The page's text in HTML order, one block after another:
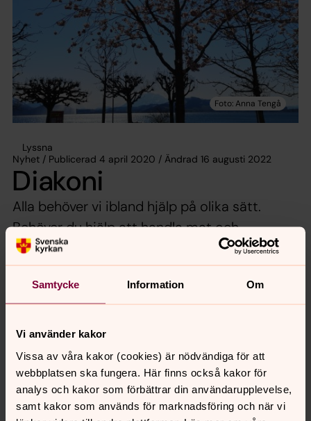
Samtycke Information Om
Vi använder kakor
Vissa av våra kakor (cookies) är nödvändiga för att
webbplatsen ska fungera. Här finns också kakor för
analys och kakor som förbättrar din användarupplevelse,
samt kakor som används för marknadsföring och när vi
Lyssna
Nyhet / Publicerad 4 april 2020 / Ändrad 16 augusti 2022
Diakoni
Alla behöver vi ibland hjälp på olika sätt.
Behöver du hjälp att handla mat och
mediciner kan vi, speciellt för äldre som som
tycker att det är obehagligt med smitta och
stora folksamlingar, erbjuda hjälp. Ibland kan
hjälpen också bestå av något så enkelt som
ett samtal. Hör av dig till oss på
zurich@svenskakyrkan.se så hjälps vi åt.